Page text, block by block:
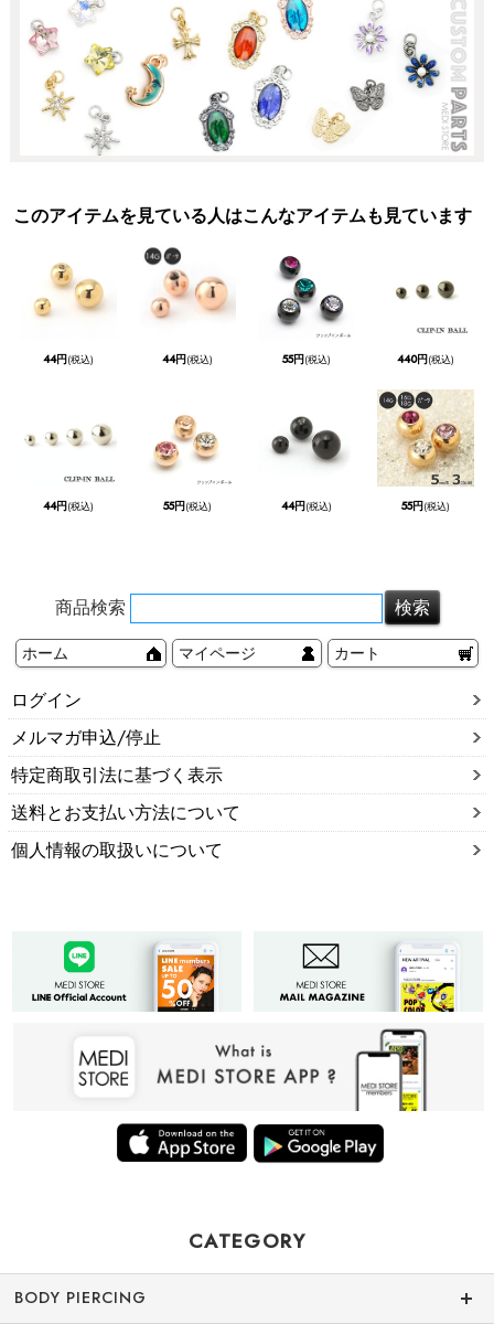
このアイテムを見ている人はこんなアイテムも見ています
44円(税込) 44円(税込) 55円(税込) 440円(税込)
44円(税込) 55円(税込) 44円(税込) 55円(税込)
商品検索
ホーム マイページ カート
ログイン
メルマガ申込/停止
特定商取引法に基づく表示
送料とお支払い方法について
個人情報の取扱いについて
CATEGORY
BODY PIERCING